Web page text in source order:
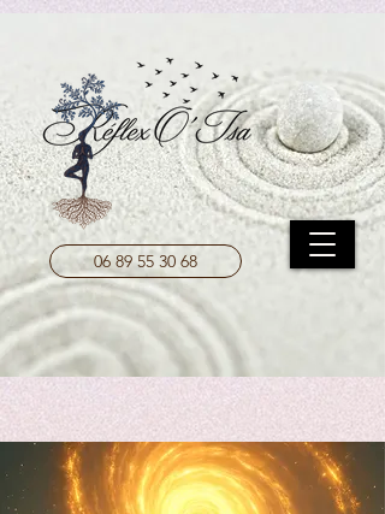
UA-208204787-1
06 89 55 30 68